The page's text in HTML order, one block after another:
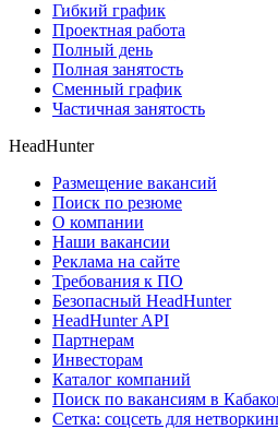
Гибкий график
Проектная работа
Полный день
Полная занятость
Сменный график
Частичная занятость
HeadHunter
Размещение вакансий
Поиск по резюме
О компании
Наши вакансии
Реклама на сайте
Требования к ПО
Безопасный HeadHunter
HeadHunter API
Партнерам
Инвесторам
Каталог компаний
Поиск по вакансиям в
Сетка: соцсеть для